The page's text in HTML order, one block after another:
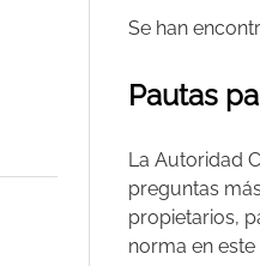
Se han
Pautas
La Autoridad
preguntas
propietarios,
norma en este